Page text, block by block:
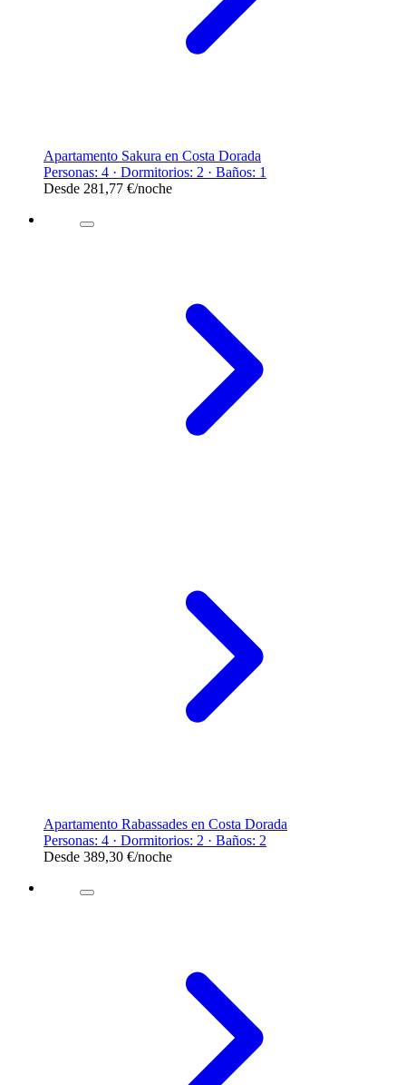
Apartamento Sakura en Costa Dorada
Personas: 4 · Dormitorios: 2 · Baños: 1
Desde 281,77 €/noche
Apartamento Rabassades en Costa Dorada
Personas: 4 · Dormitorios: 2 · Baños: 2
Desde 389,30 €/noche